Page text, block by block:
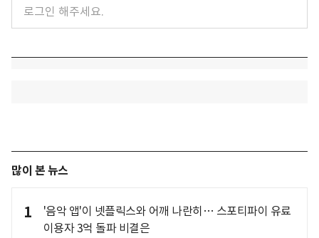
많이 본 뉴스
1
'음악 앱'이 넷플릭스와 어깨 나란히… 스포티파이 유료
이용자 3억 돌파 비결은